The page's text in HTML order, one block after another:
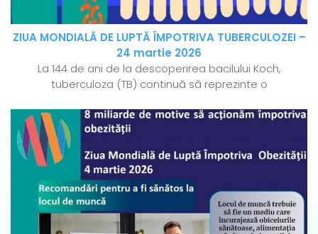
ZIUA MONDIALĂ DE LUPTĂ ÎMPOTRIVA TUBERCULOZEI –
24 martie 2026
La 144 de ani de la descoperirea bacilului Koch,
tuberculoza (TB) continuă să reprezinte o